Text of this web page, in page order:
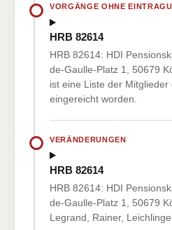
VORGÄNGE OHNE
HRB 82614
HRB 82614: HDI
de-Gaulle-Platz 1, 50679
ist eine Liste der Mitglieder
eingereicht worden.
VERÄNDERUNGEN
HRB 82614
HRB 82614: HDI
de-Gaulle-Platz 1, 50679
Legrand, Rainer,